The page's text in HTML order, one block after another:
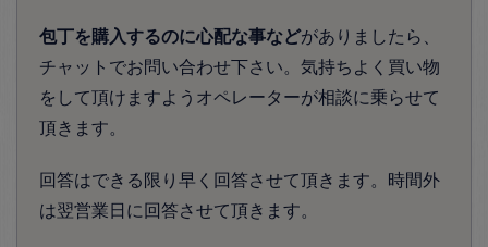
包丁を購入するのに心配な事などがありましたら、
チャットでお問い合わせ下さい。気持ちよく買い物
をして頂けますようオペレーターが相談に乗らせて
頂きます。
回答はできる限り早く回答させて頂きます。時間外
は翌営業日に回答させて頂きます。